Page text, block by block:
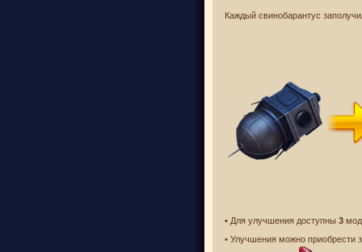
Каждый свинобарантус
• Для улучшения доступны 3
• Улучшения можно приобрести